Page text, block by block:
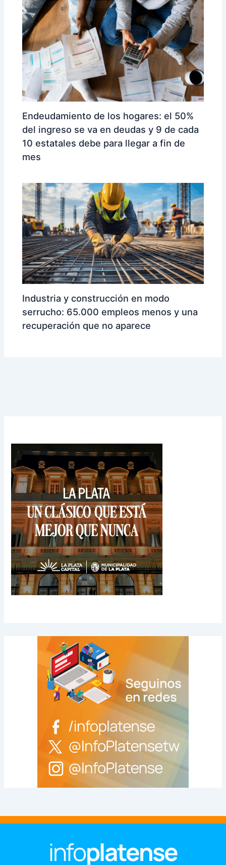
Endeudamiento de los hogares: el 50%
del ingreso se va en deudas y 9 de cada
10 estatales debe para llegar a fin de
mes
Industria y construcción en modo
serrucho: 65.000 empleos menos y una
recuperación que no aparece